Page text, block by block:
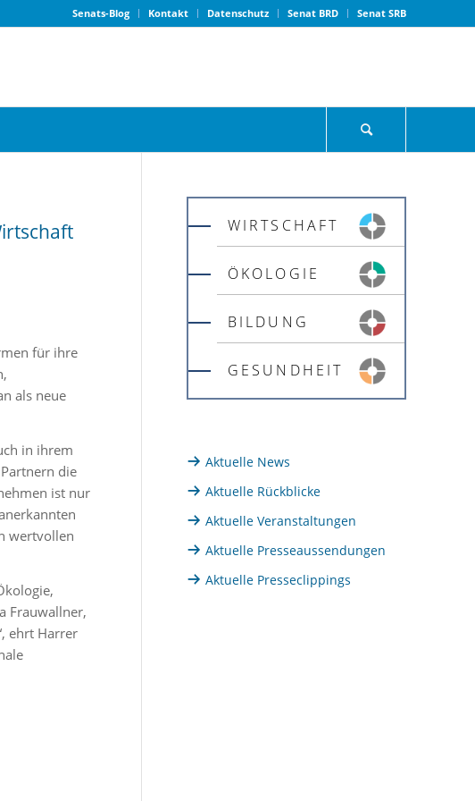
Senats-Blog Kontakt Datenschutz Senat BRD Senat SRB
für ihre
als neue
in ihrem
die
ist nur
wertvollen
Frauwallner,
ehrt Harrer
WIRTSCHAFT
ÖKOLOGIE
BILDUNG
GESUNDHEIT
Aktuelle News
Aktuelle Rückblicke
Aktuelle Veranstaltungen
Aktuelle Presseaussendungen
Aktuelle Presseclippings